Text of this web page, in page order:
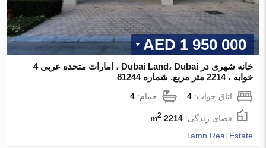
1 950 000 AED
خانه شهری در Dubai Land، Dubai ، امارات متحده عربی 4
خوابه ، 2214 متر مربع. شماره 81244
اتاق خواب:4 حمام:4
فضای زندگی:2214 m
2
Tamn Real Estate